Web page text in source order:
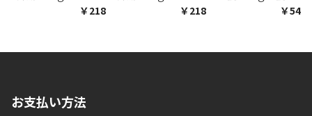
￥218
￥218
￥548
お支払い方法